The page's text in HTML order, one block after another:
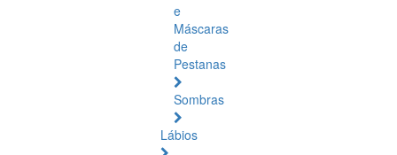
e
Máscaras
de
Pestanas
Sombras
Lábios